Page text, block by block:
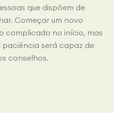
que dispõem de
Começar um novo
complicado no início, mas
será capaz de
conselhos.